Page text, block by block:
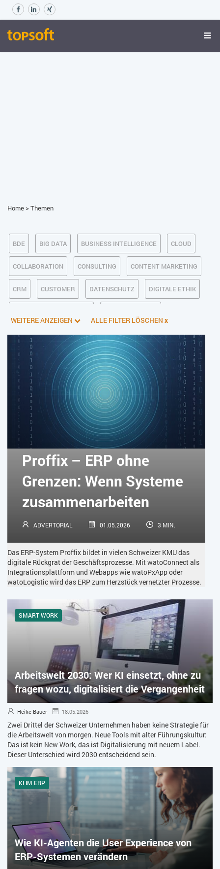
Home>Themen
BDE BIG DATA BUSINESS INTELLIGENCE CLOUD
COLLABORATION CONSULTING CONTENT MARKETING
CRM CUSTOMER DATENSCHUTZ DIGITALE ETHIK
E-BUSINESS ECM/DMS E-COMMERCE EINKAUF
ERP FALLSTUDIEN FERTIGUNG FINANZSOFTWARE
HANDEL HR INDUSTRIE 4.0
IT AUS- UND WEITERBILDUNG IT-INFRASTRUKTUR
IT-JOBS IT-SERVICE MANAGEMENT KI IM ERP
KÜNSTLICHE INTELLIGENZ LOGISTIK LOHN
SOCIAL COMMERCE SOCIAL-MEDIA
SOFTWARE-AS-A-SERVICE SOFTWAREENTWICKLUNG
TRANSPORTLOGISTIK / LAGER
TRENDKOMPASS 2026 USABILITY
USER EXPERIENCE WEBDESIGN WEB-SHOP
ZEITWIRTSCHAFT
WEITERE ANZEIGEN ALLE FILTER LÖSCHEN x
Proffix – ERP ohne
Grenzen: Wenn Systeme
zusammenarbeiten
ADVERTORIAL 01.05.2026 3 MIN.
Das ERP-System Proffix bildet in vielen Schweizer KMU das
digitale Rückgrat der Geschäftsprozesse. Mit watoConnect als
Integrationsplattform und Webapps wie watoPxApp oder
watoLogistic wird das ERP zum Herzstück vernetzter Prozesse.
SMART WORK
Arbeitswelt 2030: Wer KI einsetzt, ohne zu
fragen wozu, digitalisiert die Vergangenheit
Heike Bauer 18.05.2026
Zwei Drittel der Schweizer Unternehmen haben keine Strategie für
die Arbeitswelt von morgen. Neue Tools mit alter Führungskultur:
Das ist kein New Work, das ist Digitalisierung mit neuem Label.
Dieser Unterschied wird 2030 entscheidend sein.
KI IM ERP
Wie KI-Agenten die User Experience von
ERP-Systemen verändern